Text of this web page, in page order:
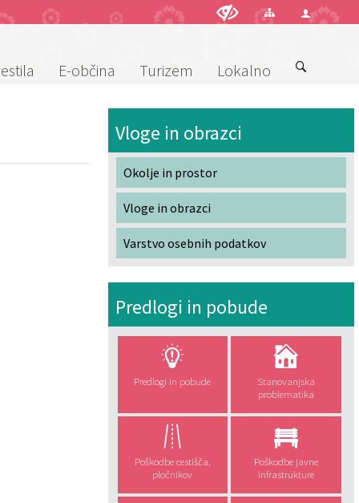
E-občina Turizem Lokalno
Vloge in obrazci
Okolje in prostor
Vloge in obrazci
Varstvo osebnih podatkov
Predlogi in pobude
Predlogi in pobude
Stanovanjska
problematika
Poškodbe cestišča,
pločnikov
Poškodbe javne
infrastrukture